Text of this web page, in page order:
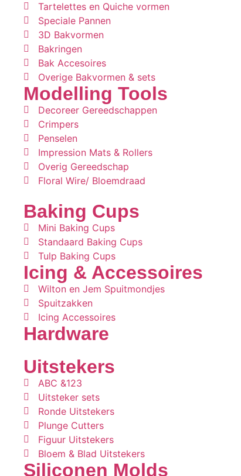
Tartelettes en Quiche vormen
Speciale Pannen
3D Bakvormen
Bakringen
Bak Accesoires
Overige Bakvormen & sets
Modelling Tools
Decoreer Gereedschappen
Crimpers
Penselen
Impression Mats & Rollers
Overig Gereedschap
Floral Wire/ Bloemdraad
Baking Cups
Mini Baking Cups
Standaard Baking Cups
Tulp Baking Cups
Icing & Accessoires
Wilton en Jem Spuitmondjes
Spuitzakken
Icing Accessoires
Hardware
Uitstekers
ABC &123
Uitsteker sets
Ronde Uitstekers
Plunge Cutters
Figuur Uitstekers
Bloem & Blad Uitstekers
Siliconen Molds